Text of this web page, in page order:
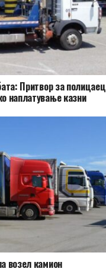
Притвор за полицаец
наплатување казни
возел камион